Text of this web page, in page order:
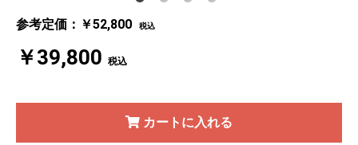
参考定価：￥52,800 税込
￥39,800 税込
カートに入れる